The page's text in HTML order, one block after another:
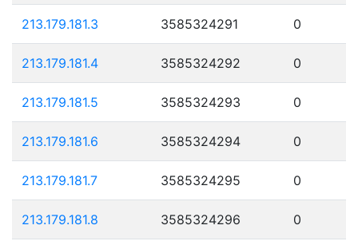
213.179.181.3 3585324291 0
213.179.181.4 3585324292 0
213.179.181.5 3585324293 0
213.179.181.6 3585324294 0
213.179.181.7 3585324295 0
213.179.181.8 3585324296 0